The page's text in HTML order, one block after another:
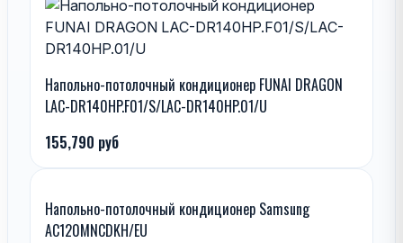
Напольно-потолочный кондиционер FUNAI DRAGON
LAC-DR140HP.F01/S/LAC-DR140HP.01/U
155,790 руб
Напольно-потолочный кондиционер Samsung
AC120MNCDKH/EU